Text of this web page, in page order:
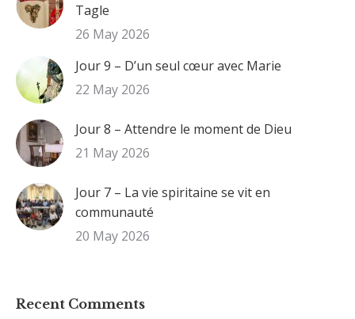
Tagle
26 May 2026
Jour 9 – D’un seul cœur avec Marie
22 May 2026
Jour 8 – Attendre le moment de Dieu
21 May 2026
Jour 7 – La vie spiritaine se vit en
communauté
20 May 2026
Recent Comments